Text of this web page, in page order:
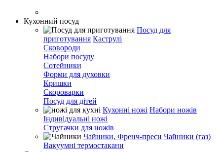
Кухонний посуд
Посуд для
приготування Каструлі
Сковороди
Набори посуду
Сотейники
Форми для духовки
Кришки
Скороварки
Посуд для дітей
Кухонні ножі Набори ножів
Індивідуальні ножі
Стругачки для ножів
Чайники, Френч-преси Чайники (газ)
Вакуумні термостакани